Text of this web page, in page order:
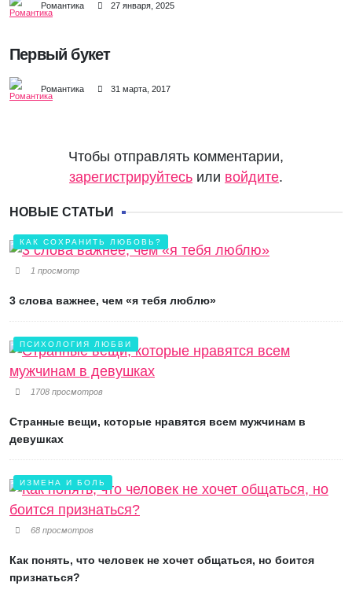
Романтика 27 января, 2025
Первый букет
Романтика 31 марта, 2017
Чтобы отправлять комментарии,
зарегистрируйтесь или войдите.
НОВЫЕ СТАТЬИ
КАК СОХРАНИТЬ ЛЮБОВЬ?
1 просмотр
3 слова важнее, чем «я тебя люблю»
ПСИХОЛОГИЯ ЛЮБВИ
1708 просмотров
Странные вещи, которые нравятся всем мужчинам в
девушках
ИЗМЕНА И БОЛЬ
68 просмотров
Как понять, что человек не хочет общаться, но боится
признаться?